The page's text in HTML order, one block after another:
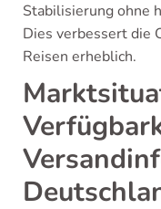
Stabilisierung ohne
Dies verbessert die
Reisen erheblich.